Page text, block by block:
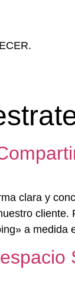
clara y
a